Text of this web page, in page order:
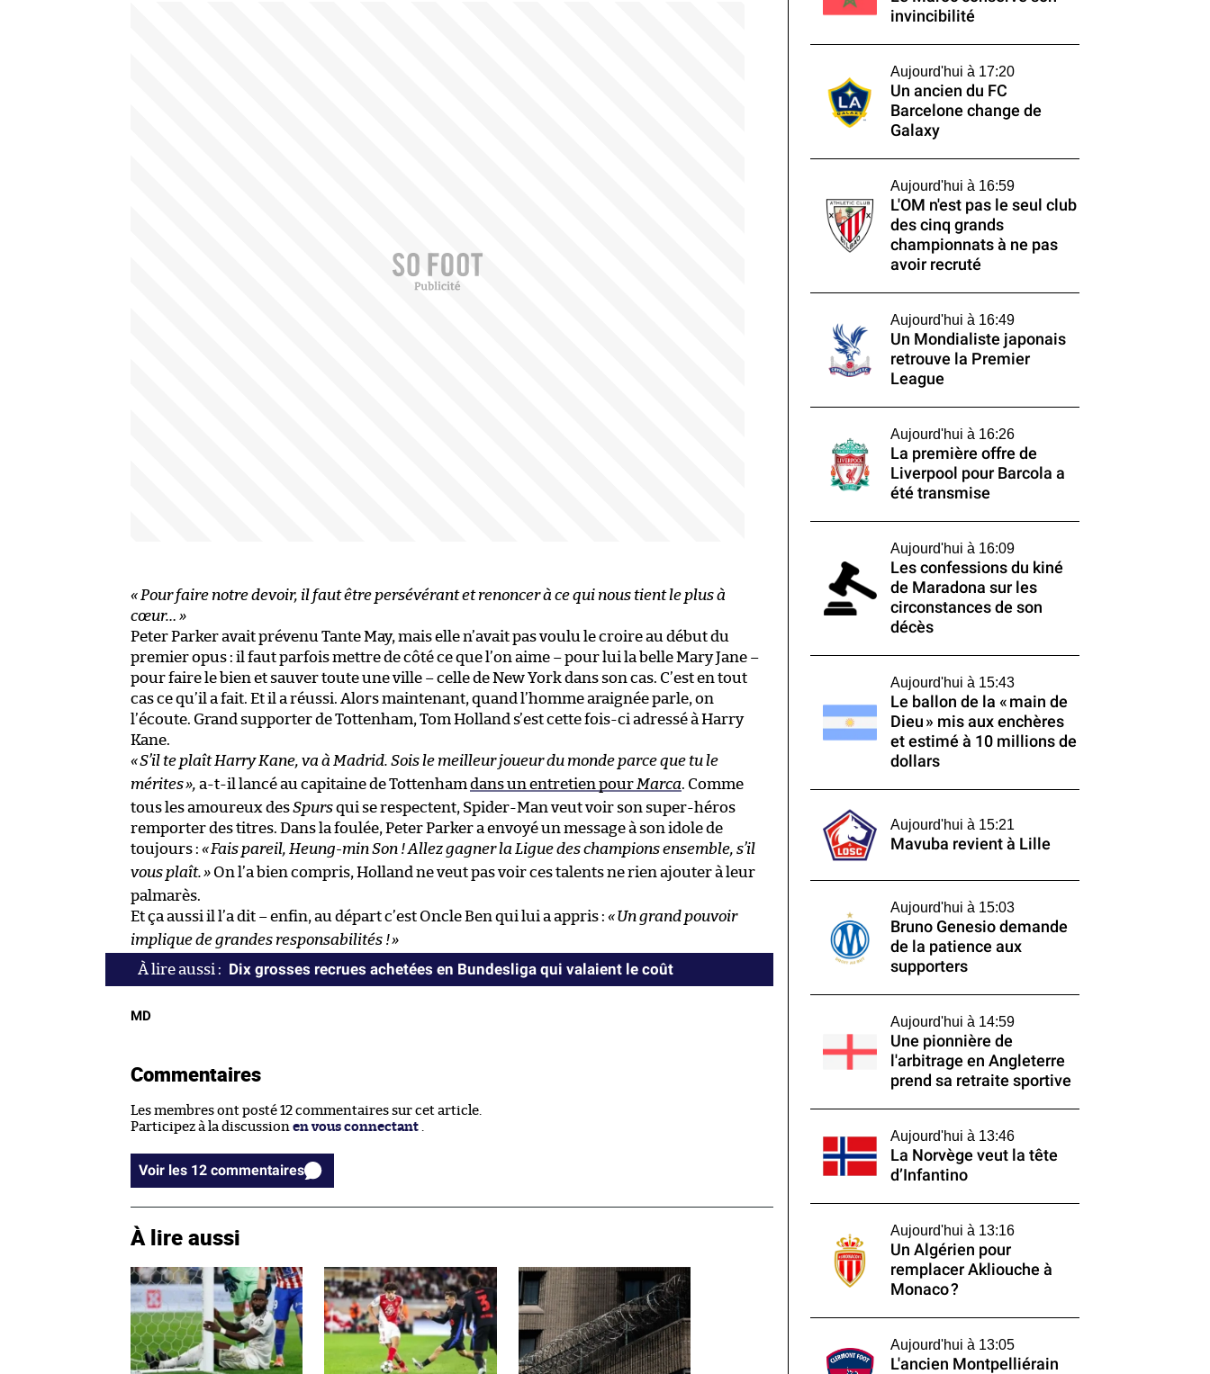
« Pour faire notre devoir, il faut être persévérant et renoncer à ce qui nous tient le plus à
cœur… »
Peter Parker avait prévenu Tante May, mais elle n’avait pas voulu le croire au début du
premier opus : il faut parfois mettre de côté ce que l’on aime – pour lui la belle Mary Jane –
pour faire le bien et sauver toute une ville – celle de New York dans son cas. C’est en tout
cas ce qu’il a fait. Et il a réussi. Alors maintenant, quand l’homme araignée parle, on
l’écoute. Grand supporter de Tottenham, Tom Holland s’est cette fois-ci adressé à Harry
Kane.
«S’il te plaît Harry Kane, va à Madrid. Sois le meilleur joueur du monde parce que tu le
mérites», a-t-il lancé au capitaine de Tottenhamdans un entretien pourMarca. Comme
tous les amoureux desSpursqui se respectent, Spider-Man veut voir son super-héros
remporter des titres. Dans la foulée, Peter Parker a envoyé un message à son idole de
toujours : «Fais pareil, Heung-min Son ! Allez gagner la Ligue des champions ensemble, s’il
vous plaît.» On l’a bien compris, Holland ne veut pas voir ces talents ne rien ajouter à leur
palmarès.
Et ça aussi il l’a dit – enfin, au départ c’est Oncle Ben qui lui a appris : «Un grand pouvoir
implique de grandes responsabilités !»
Dix grosses recrues achetées en Bundesliga qui valaient le coût
MD
Commentaires
Les membres ont posté 12 commentaires sur cet article.
Participez à la discussion en vous connectant .
Voir les 12 commentaires
À lire aussi
invincibilité
Aujourd'hui à 17:20
Un ancien du FC
Barcelone change de
Galaxy
Aujourd'hui à 16:59
L'OM n'est pas le seul club
des cinq grands
championnats à ne pas
avoir recruté
Aujourd'hui à 16:49
Un Mondialiste japonais
retrouve la Premier
League
Aujourd'hui à 16:26
La première offre de
Liverpool pour Barcola a
été transmise
Aujourd'hui à 16:09
Les confessions du kiné
de Maradona sur les
circonstances de son
décès
Aujourd'hui à 15:43
Le ballon de la « main de
Dieu » mis aux enchères
et estimé à 10 millions de
dollars
Aujourd'hui à 15:21
Mavuba revient à Lille
Aujourd'hui à 15:03
Bruno Genesio demande
de la patience aux
supporters
Aujourd'hui à 14:59
Une pionnière de
l'arbitrage en Angleterre
prend sa retraite sportive
Aujourd'hui à 13:46
La Norvège veut la tête
d’Infantino
Aujourd'hui à 13:16
Un Algérien pour
remplacer Akliouche à
Monaco ?
Aujourd'hui à 13:05
L'ancien Montpelliérain